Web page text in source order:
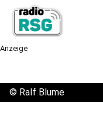
Anzeige
© Ralf Blume